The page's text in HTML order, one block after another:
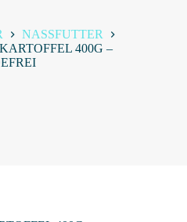
NASSFUTTER
400G –